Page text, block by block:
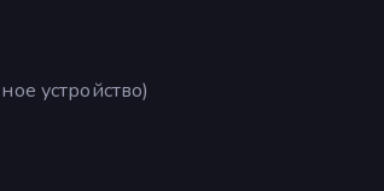
устройство)